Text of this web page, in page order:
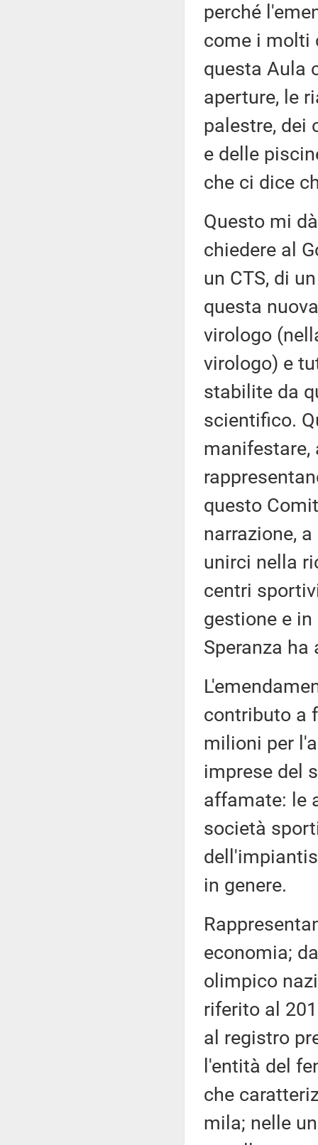
perché
come i molti
questa Aula
aperture, le
palestre, dei
e delle
che ci dice
Questo mi
chiedere al
un CTS, di
questa
virologo
virologo) e
stabilite da
scientifico.
manifestare,
questo
narrazione,
unirci nella
centri
gestione e
Speranza
contributo a
milioni per
imprese del
affamate: le
società
in genere.
economia;
olimpico
riferito al
al registro
l'entità del
che
mila; nelle